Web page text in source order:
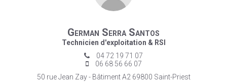
German Serra Santos
Technicien d'exploitation & RSI
04 72 19 71 07
06 68 56 66 07
50 rue Jean Zay - Bâtiment A2 69800 Saint-Priest